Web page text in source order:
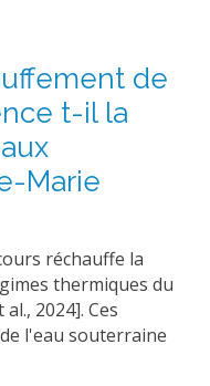
de
t-il la
Marie
réchauffe la
thermiques du
2024]. Ces
l'eau souterraine